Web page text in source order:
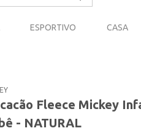
ESPORTIVO CASA
Fleece Mickey
- NATURAL